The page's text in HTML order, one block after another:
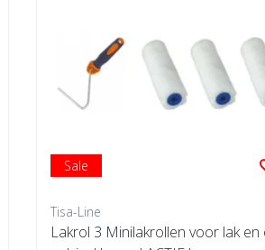
Sale
Tisa-Line
Lakrol 3 Minilakrollen voor lak en